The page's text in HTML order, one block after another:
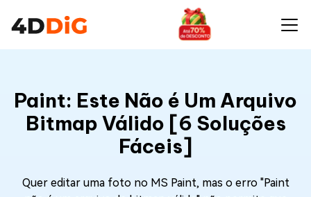
Paint: Este Não é Um Arquivo
Bitmap Válido [6 Soluções
Fáceis]
Quer editar uma foto no MS Paint, mas o erro "Paint